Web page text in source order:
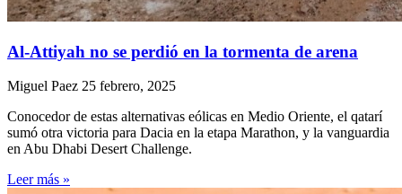
Al-Attiyah no se perdió en la tormenta de arena
Miguel Paez 25 febrero, 2025
Conocedor de estas alternativas eólicas en Medio Oriente, el qatarí
sumó otra victoria para Dacia en la etapa Marathon, y la vanguardia
en Abu Dhabi Desert Challenge.
Leer más »